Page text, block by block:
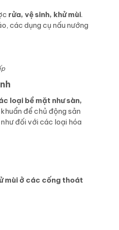
rửa, vệ sinh, khử mùi.
các dụng cụ nấu nướng
loại bề mặt như sàn,
để chủ động sản
đối với các loại hóa
mùi ở các cống thoát